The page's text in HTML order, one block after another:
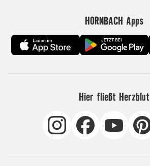
HORNBACH Apps
Hier fließt Herzblut